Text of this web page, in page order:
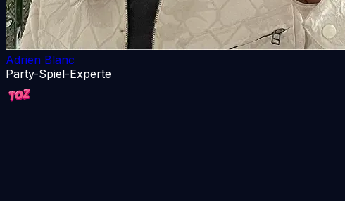
Adrien Blanc
Party-Spiel-Experte